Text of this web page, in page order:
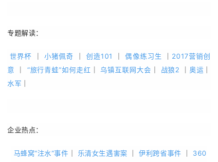
专题解读：
世界杯 小猪佩奇 ｜创造101 ｜偶像练习生
2017营销创
意
“旅行青蛙”如何走红 乌镇互联网大会 战狼2 奥运
水军
企业热点：
马蜂窝“注水”事件 乐清女生遇害案 伊利跨省事件
360